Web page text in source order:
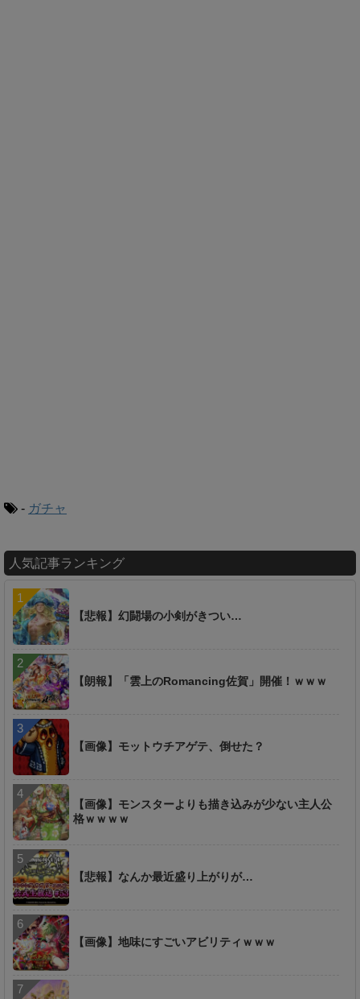
- ガチャ
人気記事ランキング
【悲報】幻闘場の小剣がきつい…
【朗報】「雲上のRomancing佐賀」開催！ｗｗｗ
【画像】モットウチアゲテ、倒せた？
【画像】モンスターよりも描き込みが少ない主人公
格ｗｗｗｗ
【悲報】なんか最近盛り上がりが…
【画像】地味にすごいアビリティｗｗｗ